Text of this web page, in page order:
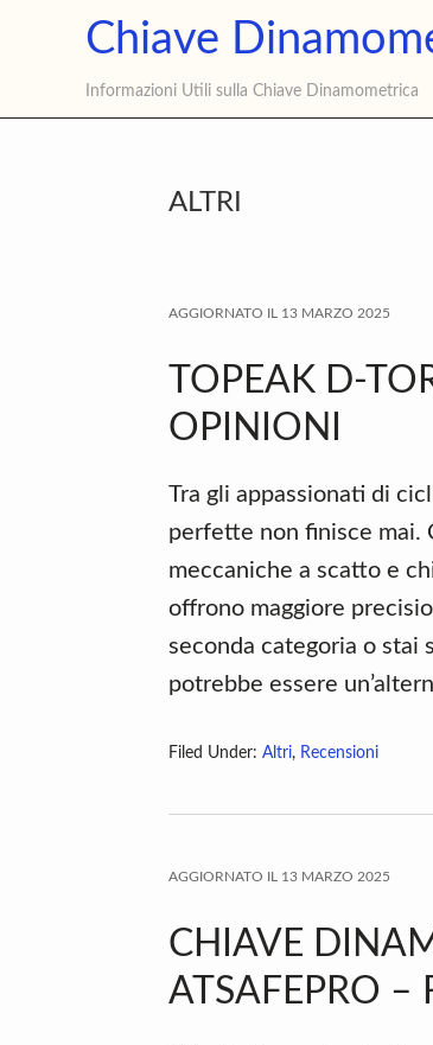
Chiave
Informazioni Utili sulla Chiave Dinamometrica
ALTRI
AGGIORNATO IL 13 MARZO 2025
TOPEAK D-
OPINIONI
Tra gli appassionati di
perfette non finisce mai.
meccaniche a scatto e
offrono maggiore
seconda categoria o stai
potrebbe essere
Filed Under: Altri, Recensioni
AGGIORNATO IL 13 MARZO 2025
CHIAVE
ATSAFEPRO –